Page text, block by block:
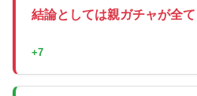
結論としては親ガチャが全て
+7